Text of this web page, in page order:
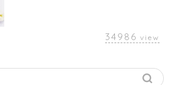
34986 view